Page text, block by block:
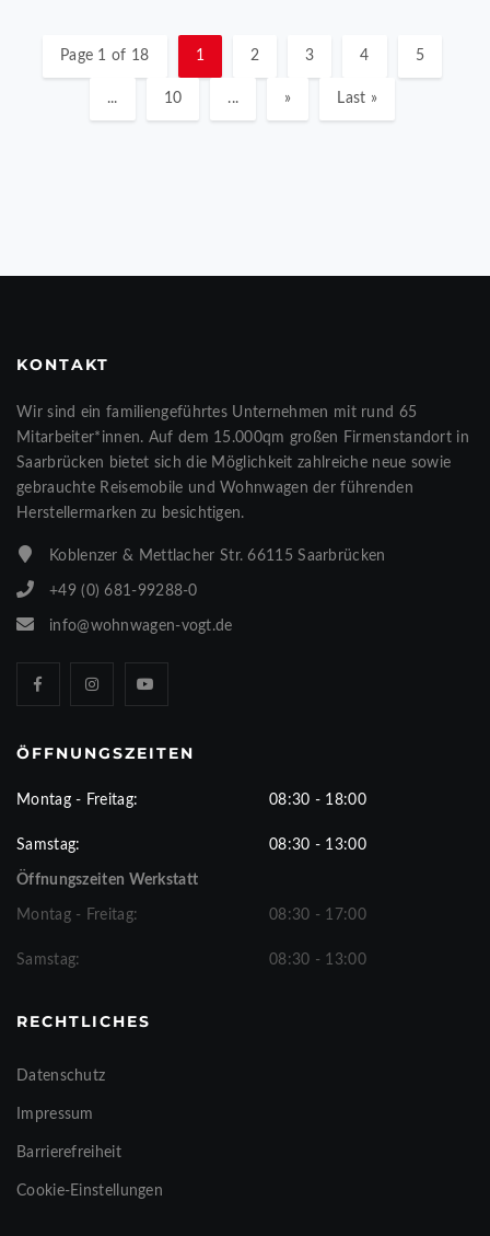
Page 1 of 18 1 2 3 4 5
... 10 ... » Last »
KONTAKT
Wir sind ein familiengeführtes Unternehmen mit rund 65
Mitarbeiter*innen. Auf dem 15.000qm großen Firmenstandort in
Saarbrücken bietet sich die Möglichkeit zahlreiche neue sowie
gebrauchte Reisemobile und Wohnwagen der führenden
Herstellermarken zu besichtigen.
Koblenzer & Mettlacher Str. 66115 Saarbrücken
+49 (0) 681-99288-0
info@wohnwagen-vogt.de
ÖFFNUNGSZEITEN
Montag - Freitag: 08:30 - 18:00
Samstag: 08:30 - 13:00
Öffnungszeiten Werkstatt
Montag - Freitag: 08:30 - 17:00
Samstag: 08:30 - 13:00
RECHTLICHES
Datenschutz
Impressum
Barrierefreiheit
Cookie-Einstellungen